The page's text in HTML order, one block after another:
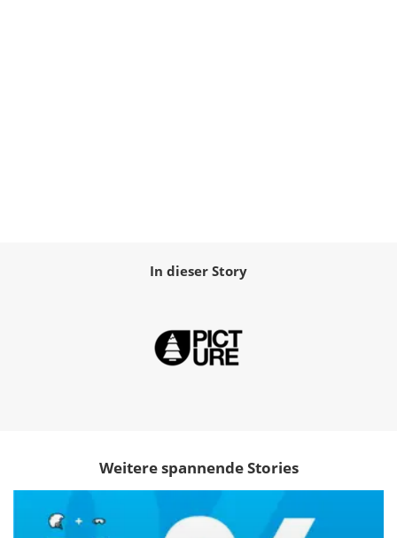
In dieser Story
Weitere spannende Stories